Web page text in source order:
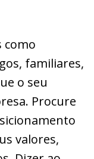
como
familiares,
o seu
Procure
valores,